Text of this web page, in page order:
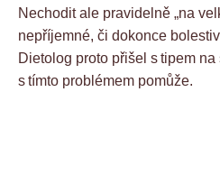
Nechodit ale pravidelně „na
nepříjemné, či dokonce
Dietolog proto přišel s tipem
s tímto problémem pomůže.